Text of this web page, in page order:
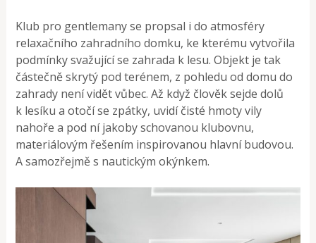
Klub pro gentlemany se propsal i do atmosféry
relaxačního zahradního domku, ke kterému vytvořila
podmínky svažující se zahrada k lesu. Objekt je tak
částečně skrytý pod terénem, z pohledu od domu do
zahrady není vidět vůbec. Až když člověk sejde dolů
k lesíku a otočí se zpátky, uvidí čisté hmoty vily
nahoře a pod ní jakoby schovanou klubovnu,
materiálovým řešením inspirovanou hlavní budovou.
A samozřejmě s nautickým okýnkem.